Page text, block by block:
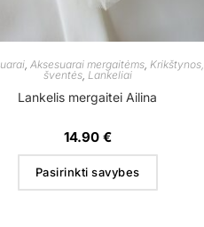
,Aksesuarai mergaitėms,Krikštynos,
šventės, Lankeliai
Lankelis mergaitei Ailina
14.90 €
Pasirinkti savybes